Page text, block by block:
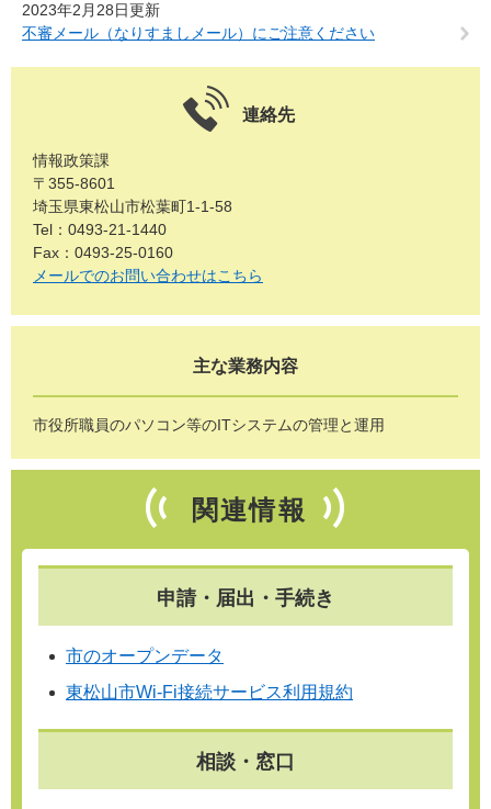
2023年2月28日更新
不審メール（なりすましメール）にご注意ください
連絡先
情報政策課
〒355-8601
埼玉県東松山市松葉町1-1-58
Tel：0493-21-1440
Fax：0493-25-0160
メールでのお問い合わせはこちら
主な業務内容
市役所職員のパソコン等のITシステムの管理と運用
関連情報
申請・届出・手続き
市のオープンデータ
東松山市Wi-Fi接続サービス利用規約
相談・窓口